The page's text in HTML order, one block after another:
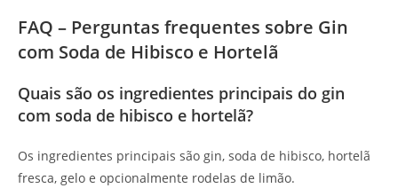
FAQ – Perguntas frequentes sobre Gin
com Soda de Hibisco e Hortelã
Quais são os ingredientes principais do gin
com soda de hibisco e hortelã?
Os ingredientes principais são gin, soda de hibisco, hortelã
fresca, gelo e opcionalmente rodelas de limão.